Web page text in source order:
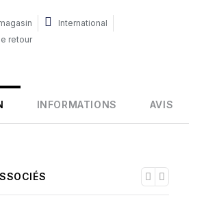
International
retour
INFORMATIONS AVIS